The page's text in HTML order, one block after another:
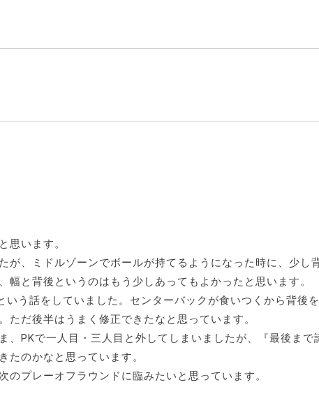
思います。
が、ミドルゾーンでボールが持てるようになった時に、少し
幅と背後というのはもう少しあってもよかったと思います。
いう話をしていました。センターバックが食いつくから背後
ただ後半はうまく修正できたなと思っています。
、PKで一人目・三人目と外してしまいましたが、『最後ま
たのかなと思っています。
のプレーオフラウンドに臨みたいと思っています。